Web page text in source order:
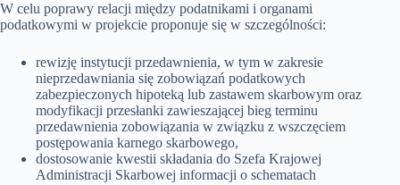
W celu poprawy relacji między podatnikami i organami
podatkowymi w projekcie proponuje się w szczególności:
rewizję instytucji przedawnienia, w tym w zakresie
nieprzedawniania się zobowiązań podatkowych
zabezpieczonych hipoteką lub zastawem skarbowym oraz
modyfikacji przesłanki zawieszającej bieg terminu
przedawnienia zobowiązania w związku z wszczęciem
postępowania karnego skarbowego,
dostosowanie kwestii składania do Szefa Krajowej
Administracji Skarbowej informacji o schematach